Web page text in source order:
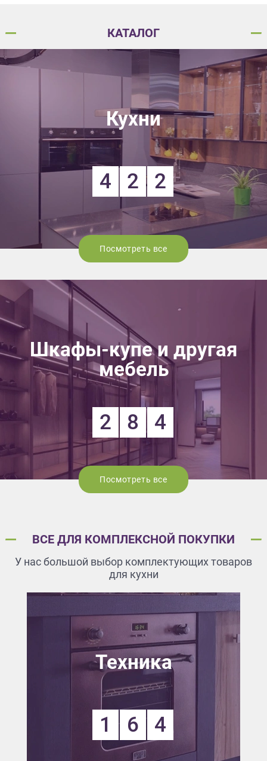
КАТАЛОГ
Кухни
4 2 2
Посмотреть все
Шкафы-купе и другая
мебель
2 8 4
Посмотреть все
ВСЕ ДЛЯ КОМПЛЕКСНОЙ ПОКУПКИ
У нас большой выбор комплектующих товаров
для кухни
Техника
1 6 4